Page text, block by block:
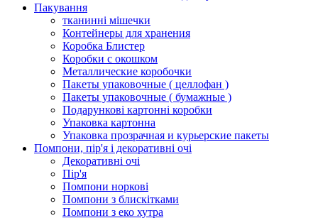
Пакування
тканинні мішечки
Контейнеры для хранения
Коробка Блистер
Коробки с окошком
Металлические коробочки
Пакеты упаковочные ( целлофан )
Пакеты упаковочные ( бумажные )
Подарункові картонні коробки
Упаковка картонна
Упаковка прозрачная и курьерские пакеты
Помпони, пір'я і декоративні очі
Декоративні очі
Пір'я
Помпони норкові
Помпони з блискітками
Помпони з еко хутра